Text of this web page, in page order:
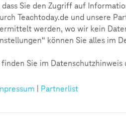
heute ganz
Ihr soziales Miteinander
auch in der digitalen Welt
Cybermobbing ist zu
Kinder und Jugendliche
gibt es und ist
aus wissenschaftlichen
Sie den Zugriff auf
Teachtoday.de und unsere
werden, wo wir kein
können Sie alles
Sie im Datenschutzhinweis
Partnerlist